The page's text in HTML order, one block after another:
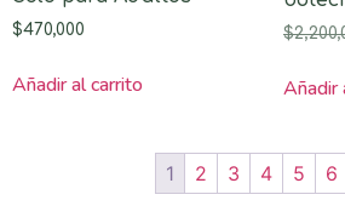
$470,000
Añadir al carrito
$
Añadir
1 2 3 4 5 6